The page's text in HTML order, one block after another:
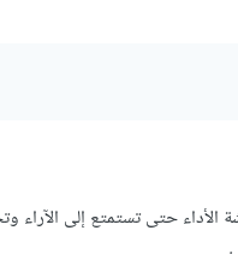
الأداء حتى تستمتع إلى الآراء